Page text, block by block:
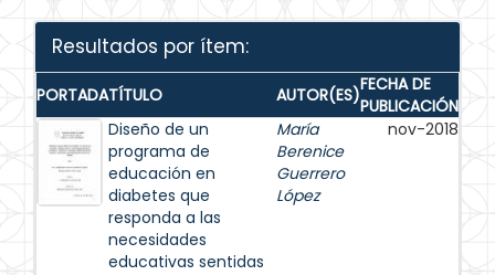
Resultados por ítem:
PORTADATÍTULO AUTOR(ES)FECHA DE
PUBLICACIÓN
Diseño de un
programa de
educación en
diabetes que
responda a las
necesidades
educativas sentidas
María
Berenice
Guerrero
López
nov-2018